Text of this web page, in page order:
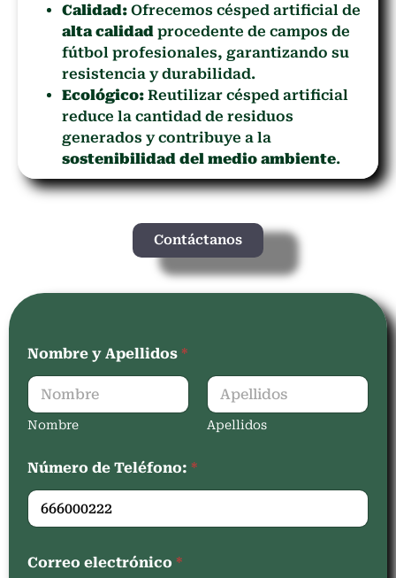
Calidad: Ofrecemos césped artificial de
alta calidad procedente de campos de
fútbol profesionales, garantizando su
resistencia y durabilidad.
Ecológico: Reutilizar césped artificial
reduce la cantidad de residuos
generados y contribuye a la
sostenibilidad del medio ambiente.
Contáctanos
Nombre y Apellidos *
Nombre Apellidos
Número de Teléfono: *
Correo electrónico *